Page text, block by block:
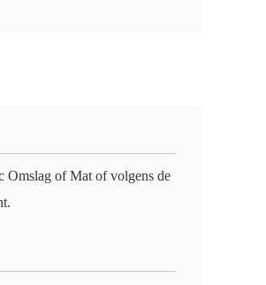
Omslag of Mat of volgens de